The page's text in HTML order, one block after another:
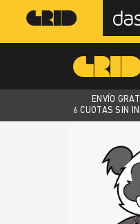
ENVÍO
6 CUOTAS SIN